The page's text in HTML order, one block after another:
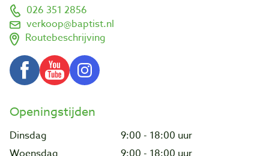
026 351 2856
verkoop@baptist.nl
Routebeschrijving
Openingstijden
Dinsdag
9:00 - 18:00 uur